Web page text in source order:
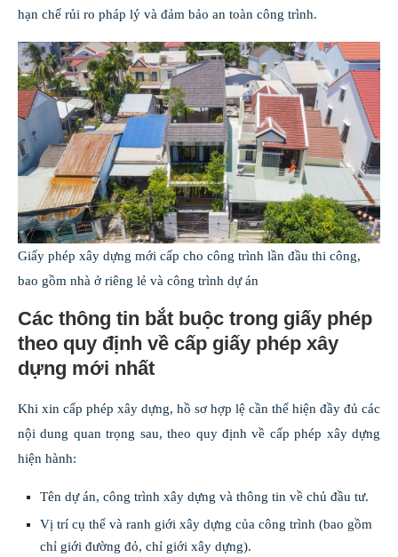
hạn chế rủi ro pháp lý và đảm bảo an toàn công trình.
Giấy phép xây dựng mới cấp cho công trình lần đầu thi công,
bao gồm nhà ở riêng lẻ và công trình dự án
Các thông tin bắt buộc trong giấy phép
theo quy định về cấp giấy phép xây
dựng mới nhất
Khi xin cấp phép xây dựng, hồ sơ hợp lệ cần thể hiện đầy đủ các
nội dung quan trọng sau, theo quy định về cấp phép xây dựng
hiện hành:
Tên dự án, công trình xây dựng và thông tin về chủ đầu tư.
Vị trí cụ thể và ranh giới xây dựng của công trình (bao gồm
chỉ giới đường đỏ, chỉ giới xây dựng).